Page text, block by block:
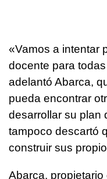
«Vamos a intentar
docente para
adelantó Abarca,
pueda encontrar
desarrollar su plan
tampoco descartó
construir sus
Abarca,